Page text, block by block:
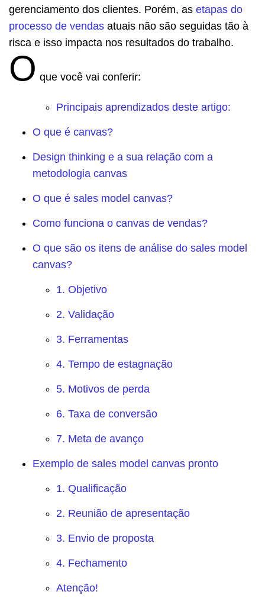
gerenciamento dos clientes. Porém, as etapas do
processo de vendas atuais não são seguidas tão à
risca e isso impacta nos resultados do trabalho.
O que você vai conferir:
Principais aprendizados deste artigo:
O que é canvas?
Design thinking e a sua relação com a
metodologia canvas
O que é sales model canvas?
Como funciona o canvas de vendas?
O que são os itens de análise do sales model
canvas?
1. Objetivo
2. Validação
3. Ferramentas
4. Tempo de estagnação
5. Motivos de perda
6. Taxa de conversão
7. Meta de avanço
Exemplo de sales model canvas pronto
1. Qualificação
2. Reunião de apresentação
3. Envio de proposta
4. Fechamento
Atenção!